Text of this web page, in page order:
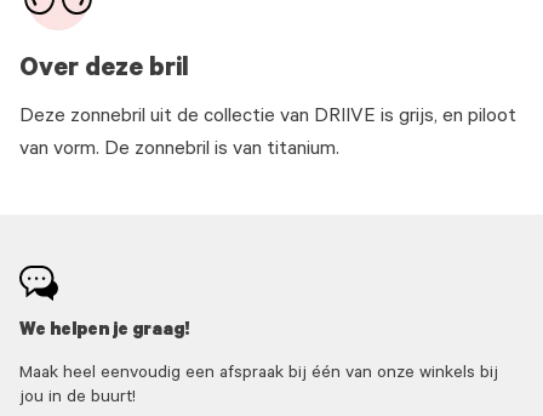
Over deze bril
Deze zonnebril uit de collectie van DRIIVE is grijs, en piloot
van vorm. De zonnebril is van titanium.
We helpen je graag!
Maak heel eenvoudig een afspraak bij één van onze winkels bij
jou in de buurt!